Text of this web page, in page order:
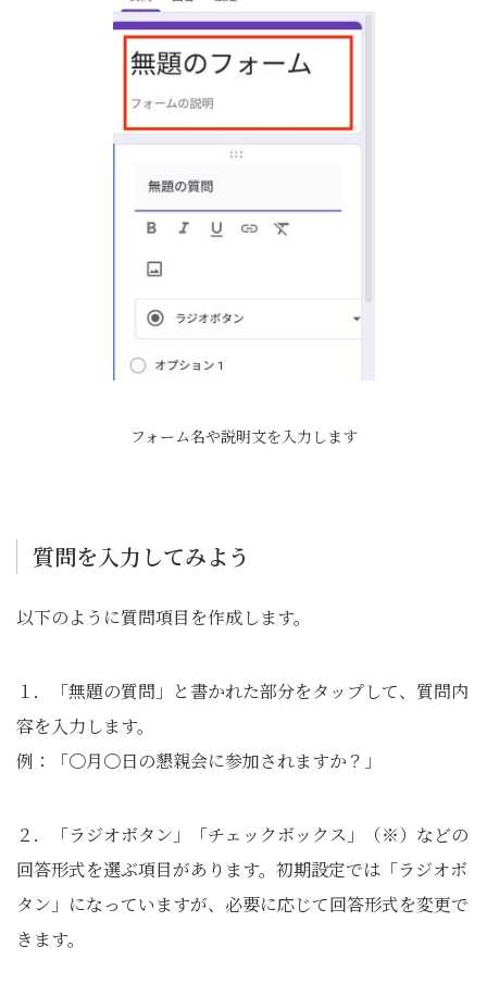
フォーム名や説明文を入力します
質問を入力してみよう
以下のように質問項目を作成します。
１．「無題の質問」と書かれた部分をタップして、質問内
容を入力します。
例：「〇月〇日の懇親会に参加されますか？」
２．「ラジオボタン」「チェックボックス」（※）などの
回答形式を選ぶ項目があります。初期設定では「ラジオボ
タン」になっていますが、必要に応じて回答形式を変更で
きます。